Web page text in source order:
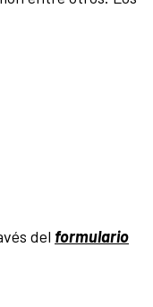
del formulario